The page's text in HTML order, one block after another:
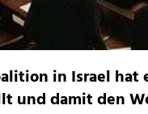
in Israel
und damit den